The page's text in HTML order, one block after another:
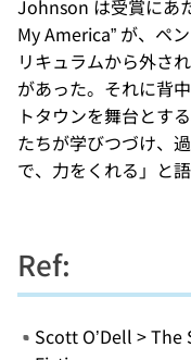
Johnson は受賞にあ
My America” が、ペ
リキュラムから外さ
があった。それに背
トタウンを舞台とす
たちが学びつづけ、
で、力をくれる」と語
Ref:
Scott O’Dell >